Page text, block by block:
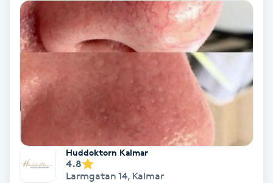
Skinbooster
Sklerosering
Skoinlägg
Skägg
Skäggfärgning
Skäggklippning
Huddoktorn Kalmar
4.8
Larmgatan 14, Kalmar